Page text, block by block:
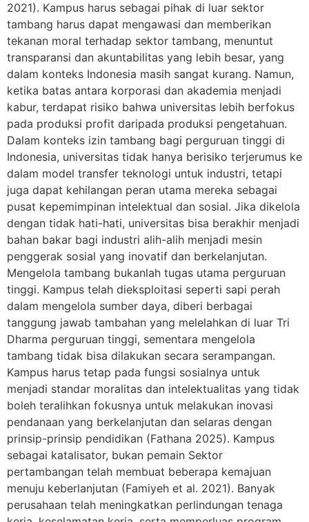
2021). Kampus harus sebagai pihak di luar sektor
tambang harus dapat mengawasi dan memberikan
tekanan moral terhadap sektor tambang, menuntut
transparansi dan akuntabilitas yang lebih besar, yang
dalam konteks Indonesia masih sangat kurang. Namun,
ketika batas antara korporasi dan akademia menjadi
kabur, terdapat risiko bahwa universitas lebih berfokus
pada produksi profit daripada produksi pengetahuan.
Dalam konteks izin tambang bagi perguruan tinggi di
Indonesia, universitas tidak hanya berisiko terjerumus ke
dalam model transfer teknologi untuk industri, tetapi
juga dapat kehilangan peran utama mereka sebagai
pusat kepemimpinan intelektual dan sosial. Jika dikelola
dengan tidak hati-hati, universitas bisa berakhir menjadi
bahan bakar bagi industri alih-alih menjadi mesin
penggerak sosial yang inovatif dan berkelanjutan.
Mengelola tambang bukanlah tugas utama perguruan
tinggi. Kampus telah dieksploitasi seperti sapi perah
dalam mengelola sumber daya, diberi berbagai
tanggung jawab tambahan yang melelahkan di luar Tri
Dharma perguruan tinggi, sementara mengelola
tambang tidak bisa dilakukan secara serampangan.
Kampus harus tetap pada fungsi sosialnya untuk
menjadi standar moralitas dan intelektualitas yang tidak
boleh teralihkan fokusnya untuk melakukan inovasi
pendanaan yang berkelanjutan dan selaras dengan
prinsip-prinsip pendidikan (Fathana 2025). Kampus
sebagai katalisator, bukan pemain Sektor
pertambangan telah membuat beberapa kemajuan
menuju keberlanjutan (Famiyeh et al. 2021). Banyak
perusahaan telah meningkatkan perlindungan tenaga